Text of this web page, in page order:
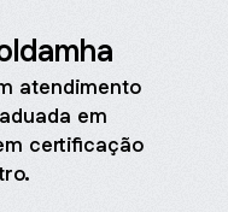
atendimento
em
certificação